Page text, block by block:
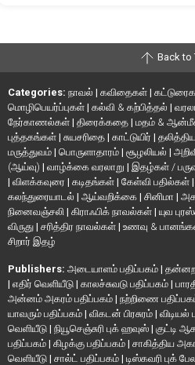
Back to
Categories: நாவல் | கவிதைகள் |
மொழிபெயர்ப்புகள் | கல்வி & கற்பித்தல் |
நேர்காணல்கள் | திரைக்கதை | மதம் &
புத்தகங்கள் | சுயசரிதை | காட்டுயிர் |
மருத்துவம் | பொருளாதாரம் | சூழலியல் |
(ஆய்வு) | வாழ்க்கை வரலாறு | இதழ்கள் /
| விளக்கவுரை | கடிதங்கள் | கேள்வி பதில்கள் |
கலந்துரையாடல் | ஆய்வறிக்கை | சினிமா |
நினைவஞ்சலி | கிராஃபிக் நாவல்கள் | யுவ
விருது | சரித்திர நாவல்கள் | உணவு &
சிறார் இதழ்
Publishers: அடையாளம் பதிப்பகம் |
| எதிர் வெளியீடு | காலச்சுவடு பதிப்பகம் |
அன்னம் அகரம் பதிப்பகம் | நற்றிணை
யாவரும் பதிப்பகம் | விகடன் பிரசுரம் | விடியல்
வெளியீடு | நியூசெஞ்சுரி புக் ஹவுஸ் | குட்டி
பதிப்பகம் | கிழக்கு பதிப்பகம் | சாகித்திய
வெளியீடு | சால்ட் பதிப்பகம் | டிஸ்கவரி புக்